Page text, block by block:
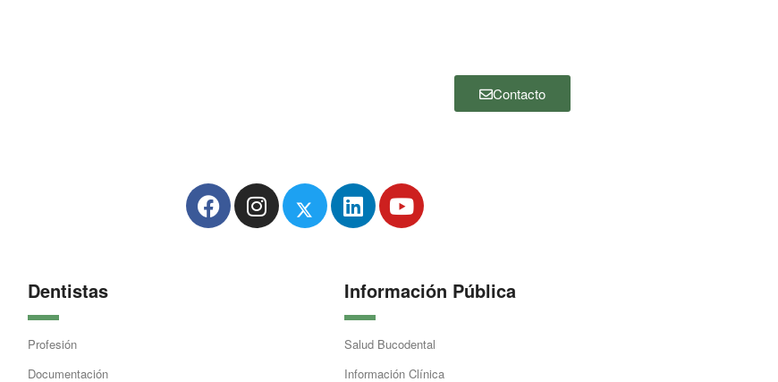
Contacto
Dentistas
Profesión
Documentación
Información Pública
Salud Bucodental
Información Clínica